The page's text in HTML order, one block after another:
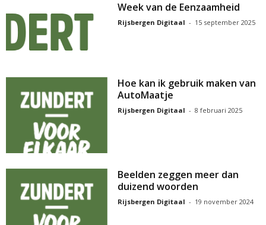
Week van de Eenzaamheid
Rijsbergen Digitaal - 15 september 2025
Hoe kan ik gebruik maken van
AutoMaatje
Rijsbergen Digitaal - 8 februari 2025
Beelden zeggen meer dan
duizend woorden
Rijsbergen Digitaal - 19 november 2024